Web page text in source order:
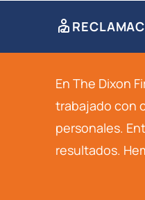
En The Dixon
trabajado con
personales.
resultados.